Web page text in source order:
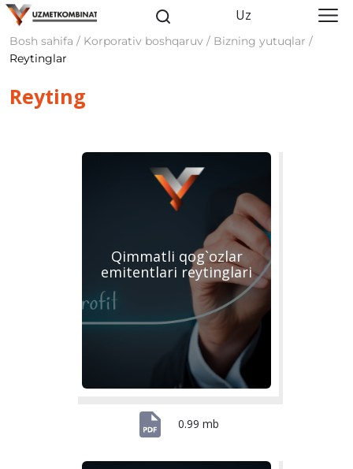
Uz
Bosh sahifa / Korporativ boshqaruv / Bizning yutuqlar /
Reytinglar
Reyting
Qimmatli qog`ozlar
emitentlari reytinglari
0.99 mb